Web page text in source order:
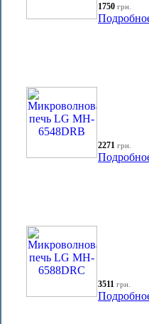
1750 грн.
2271 грн.
3511 грн.